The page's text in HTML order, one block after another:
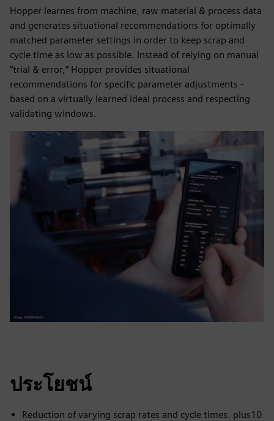
Hopper learnes from machine, raw material & process data
and generates situational recommendations for optimally
matched parameter settings in order to keep scrap and
cycle time as low as possible. Instead of relying on manual
“trial & error,” Hopper provides situational
recommendations for specific parameter adjustments -
based on a virtually learned ideal process and respecting
validating windows.
ประโยชน์
Reduction of varying scrap rates and cycle times. plus10